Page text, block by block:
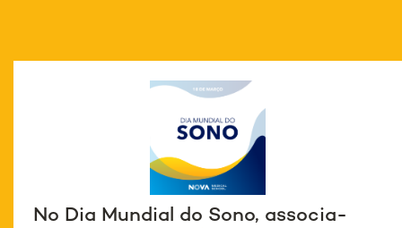
No Dia Mundial do Sono, associa-